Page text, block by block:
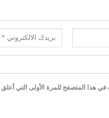
هذا المتصفح للمرة الأولى التي أعلق